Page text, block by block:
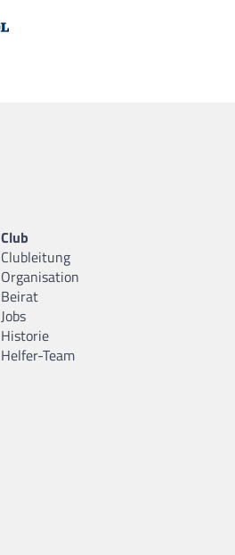
Club
Clubleitung
Organisation
Beirat
Jobs
Historie
Helfer-Team